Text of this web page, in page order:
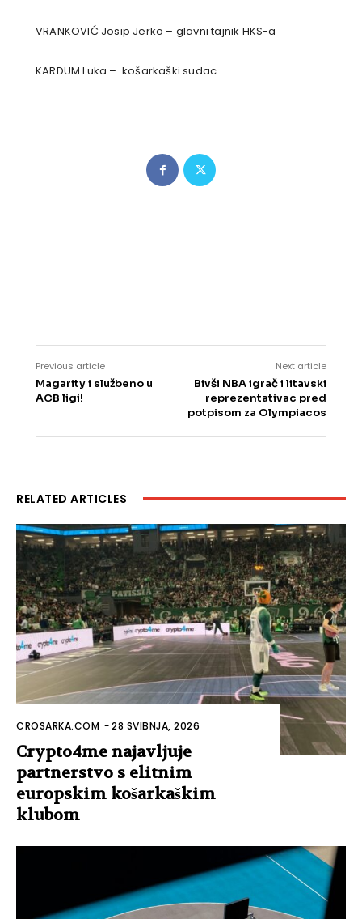
VRANKOVIĆ Josip Jerko – glavni tajnik HKS-a
KARDUM Luka – košarkaški sudac
Previous article
Magarity i službeno u
ACB ligi!
Next article
Bivši NBA igrač i litavski
reprezentativac pred
potpisom za Olympiacos
RELATED ARTICLES
CROSARKA.COM -28 SVIBNJA, 2026
Crypto4me najavljuje
partnerstvo s elitnim
europskim košarkaškim
klubom